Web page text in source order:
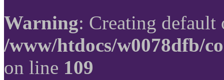
Warning: Creating
/www/htdocs/w0078dfb/
on line 109